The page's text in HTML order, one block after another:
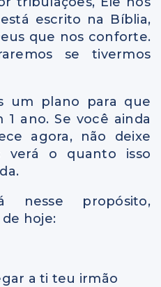
escrito na Bíblia,
que nos conforte.
se tivermos
um plano para que
ano. Se você ainda
agora, não deixe
verá o quanto isso
propósito,
hoje:
a ti teu irmão